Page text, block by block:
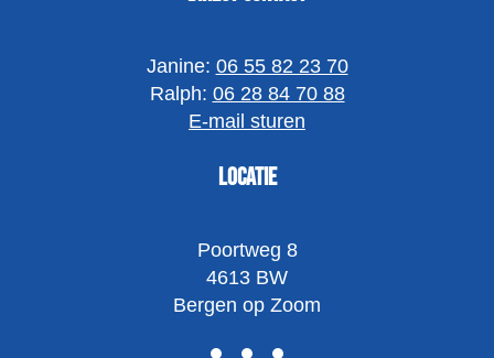
Janine: 06 55 82 23 70
Ralph: 06 28 84 70 88
E-mail sturen
Locatie
Poortweg 8
4613 BW
Bergen op Zoom